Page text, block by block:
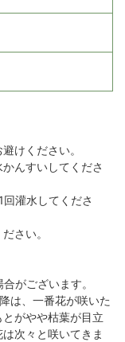
けください。
んすいしてくださ
灌水してくださ
さい。
がございます。
は、一番花が咲いた
がやや枯葉が目立
次々と咲いてきま